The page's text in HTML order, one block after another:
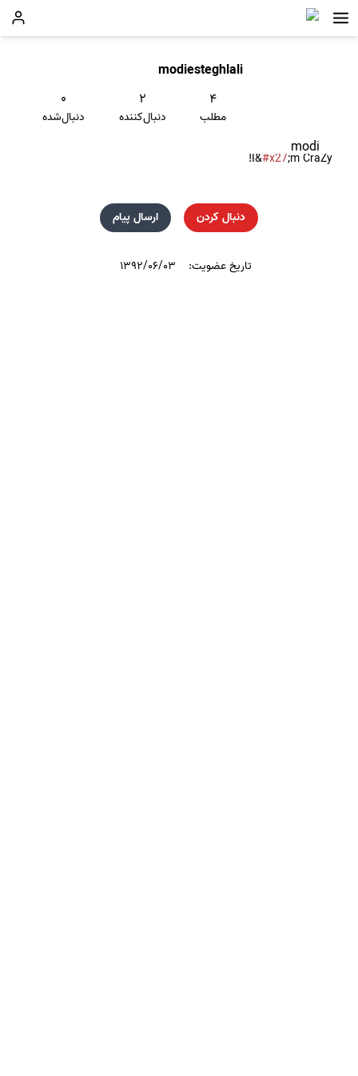
modiesteghlali
۴
مطلب
۲
دنبال‌کننده
۰
دنبال‌شده
modi
I&#x27;m CraZy!
دنبال کردن ارسال پیام
تاریخ عضویت: ۱۳۹۲/۰۶/۰۳